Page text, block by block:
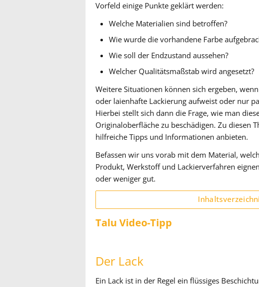
Vorfeld einige Punkte geklärt werden:
Welche Materialien sind betroffen?
Wie wurde die vorhandene Farbe
Wie soll der Endzustand aussehen?
Welcher Qualitätsmaßstab wird angesetzt?
Weitere Situationen können sich ergeben,
oder laienhafte Lackierung aufweist oder nur
Hierbei stellt sich dann die Frage, wie man
Originaloberfläche zu beschädigen. Zu diesen
hilfreiche Tipps und Informationen anbieten.
Befassen wir uns vorab mit dem Material,
Produkt, Werkstoff und Lackierverfahren
oder weniger gut.
Talu Video-Tipp
Der Lack
Ein Lack ist in der Regel ein flüssiges